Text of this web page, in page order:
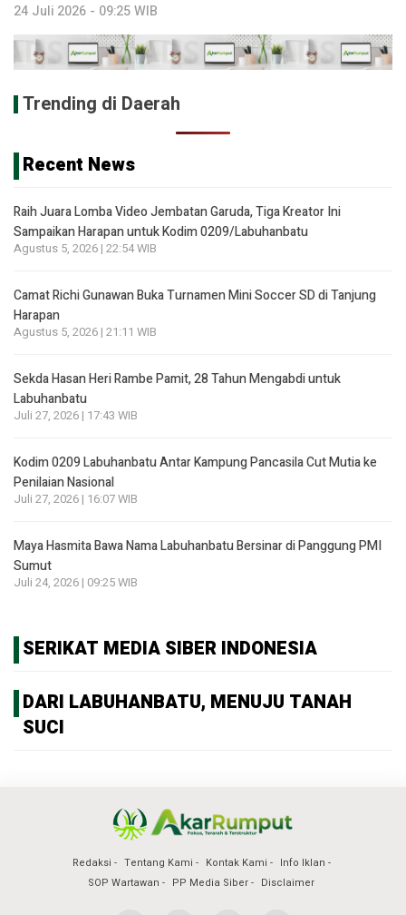
24 Juli 2026 - 09:25 WIB
Trending di Daerah
Recent News
Raih Juara Lomba Video Jembatan Garuda, Tiga Kreator Ini
Sampaikan Harapan untuk Kodim 0209/Labuhanbatu
Agustus 5, 2026 | 22:54 WIB
Camat Richi Gunawan Buka Turnamen Mini Soccer SD di Tanjung
Harapan
Agustus 5, 2026 | 21:11 WIB
Sekda Hasan Heri Rambe Pamit, 28 Tahun Mengabdi untuk
Labuhanbatu
Juli 27, 2026 | 17:43 WIB
Kodim 0209 Labuhanbatu Antar Kampung Pancasila Cut Mutia ke
Penilaian Nasional
Juli 27, 2026 | 16:07 WIB
Maya Hasmita Bawa Nama Labuhanbatu Bersinar di Panggung PMI
Sumut
Juli 24, 2026 | 09:25 WIB
SERIKAT MEDIA SIBER INDONESIA
DARI LABUHANBATU, MENUJU TANAH
SUCI
Redaksi Tentang Kami Kontak Kami
Info Iklan
SOP Wartawan
PP Media Siber Disclaimer